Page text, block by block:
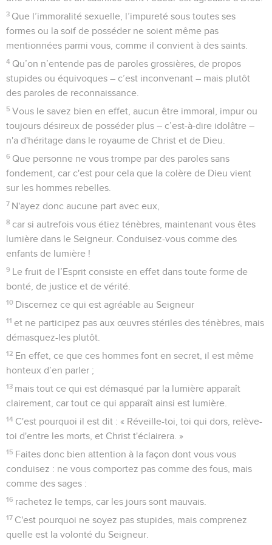
3 Que l’immoralité sexuelle, l’impureté sous toutes ses
formes ou la soif de posséder ne soient même pas
mentionnées parmi vous, comme il convient à des saints.
4 Qu’on n’entende pas de paroles grossières, de propos
stupides ou équivoques – c’est inconvenant – mais plutôt
des paroles de reconnaissance.
5 Vous le savez bien en effet, aucun être immoral, impur ou
toujours désireux de posséder plus – c’est-à-dire idolâtre –
n'a d'héritage dans le royaume de Christ et de Dieu.
6 Que personne ne vous trompe par des paroles sans
fondement, car c'est pour cela que la colère de Dieu vient
sur les hommes rebelles.
7 N'ayez donc aucune part avec eux,
8 car si autrefois vous étiez ténèbres, maintenant vous êtes
lumière dans le Seigneur. Conduisez-vous comme des
enfants de lumière !
9 Le fruit de l’Esprit consiste en effet dans toute forme de
bonté, de justice et de vérité.
10 Discernez ce qui est agréable au Seigneur
11 et ne participez pas aux œuvres stériles des ténèbres, mais
démasquez-les plutôt.
12 En effet, ce que ces hommes font en secret, il est même
honteux d’en parler ;
13 mais tout ce qui est démasqué par la lumière apparaît
clairement, car tout ce qui apparaît ainsi est lumière.
14 C'est pourquoi il est dit : « Réveille-toi, toi qui dors, relève-
toi d'entre les morts, et Christ t'éclairera. »
15 Faites donc bien attention à la façon dont vous vous
conduisez : ne vous comportez pas comme des fous, mais
comme des sages :
16 rachetez le temps, car les jours sont mauvais.
17 C'est pourquoi ne soyez pas stupides, mais comprenez
quelle est la volonté du Seigneur.